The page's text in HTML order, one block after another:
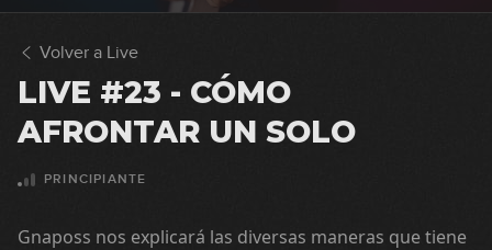
Volver a Live
LIVE #23 - CÓMO
AFRONTAR UN SOLO
PRINCIPIANTE
Gnaposs nos explicará las diversas maneras que tiene